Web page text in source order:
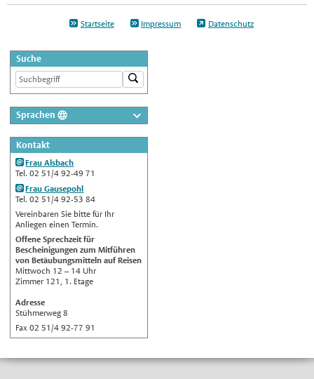
Startseite Impressum Datenschutz
Suche
Sprachen
Nederlands
English
Українська
Türkçe
اللغة العربية
Français
Español
Русский
中文
Gewähr auf Richtigkeit.
Kontakt
Frau Alsbach
Tel. 02 51/4 92-49 71
Frau Gausepohl
Tel. 02 51/4 92-53 84
Vereinbaren Sie bitte für Ihr
Anliegen einen Termin.
Offene Sprechzeit für
Bescheinigungen zum Mitführen
von Betäubungsmitteln auf Reisen
Mittwoch 12 – 14 Uhr
Zimmer 121, 1. Etage
Adresse
Stühmerweg 8
Fax 02 51/4 92-77 91